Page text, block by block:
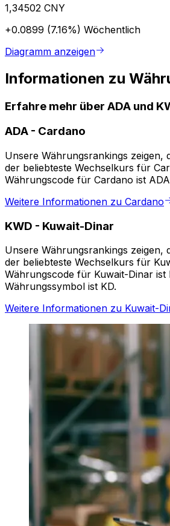
1,34502 CNY
+0.0899 (7.16%) Wöchentlich
Diagramm anzeigen
Informationen zu
Erfahre mehr über ADA und
ADA - Cardano
Unsere Währungsrankings zeigen,
der beliebteste Wechselkurs für
Währungscode für Cardano ist
Weitere Informationen zu Cardano
KWD - Kuwait-Dinar
Unsere Währungsrankings zeigen,
der beliebteste Wechselkurs für
Währungscode für Kuwait-Dinar ist
Währungssymbol ist KD.
Weitere Informationen zu Kuwait-